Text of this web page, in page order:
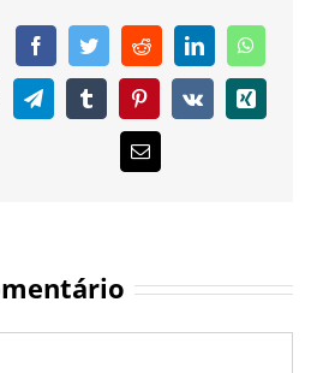
FacebookTwitterRedditLinkedIn
TelegramTumblr PinterestVk Xing
E-
mail